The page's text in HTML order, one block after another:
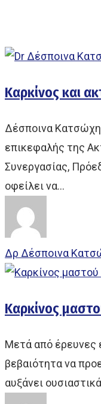
Καρκίνος και
Δέσποινα
επικεφαλής της
Συνεργασίας,
οφείλει να…
Δρ Δέσποινα
Καρκίνος
Μετά από έρευνες
βεβαιότητα να
αυξάνει